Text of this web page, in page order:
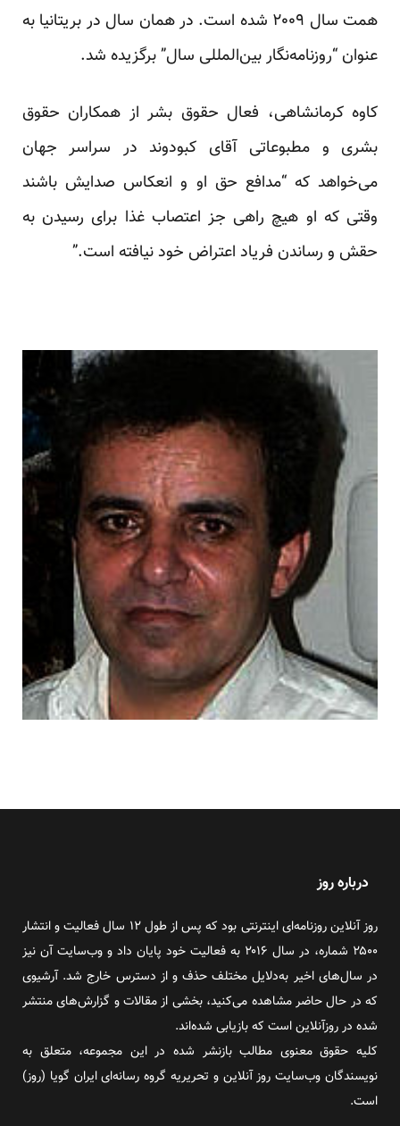
همت سال ۲۰۰۹ شده است. در‌‌ همان سال در بریتانیا به
عنوان “روزنامه‌نگار بین‌المللی سال” برگزیده شد.
کاوه کرمانشاهی، فعال حقوق بشر از همکاران حقوق
بشری و مطبوعاتی آقای کبودوند در سراسر جهان
می‌خواهد که “مدافع حق او و انعکاس صدایش باشند
وقتی که او هیچ راهی جز اعتصاب غذا برای رسیدن به
حقش و رساندن فریاد اعتراض خود نیافته است.”
درباره روز
روز آنلاین روزنامه‌ای اینترنتی بود که پس از طول ۱۲ سال فعالیت و انتشار
۲۵۰۰ شماره، در سال ۲۰۱۶ به فعالیت خود پایان داد و وب‌سایت آن نیز
در سال‌های اخیر به‌دلایل مختلف حذف و از دسترس خارج شد. آرشیوی
که در حال حاضر مشاهده می‌کنید، بخشی از مقالات و گزارش‌های منتشر
شده در روزآنلاین است که بازیابی شده‌اند.
کلیه حقوق معنوی مطالب بازنشر شده در این مجموعه، متعلق به
نویسندگان وب‌سایت روز آنلاین و تحریریه گروه رسانه‌ای ایران گویا (روز)
است.